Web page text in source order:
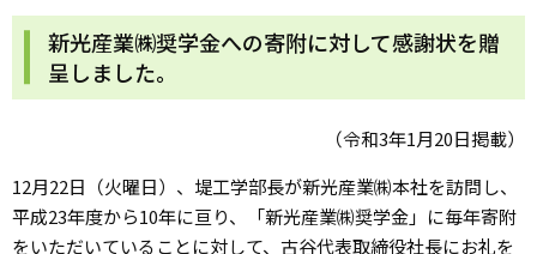
新光産業㈱奨学金への寄附に対して感謝状を贈
呈しました。
（令和3年1月20日掲載）
12月22日（火曜日）、堤工学部長が新光産業㈱本社を訪問し、
平成23年度から10年に亘り、「新光産業㈱奨学金」に毎年寄附
をいただいていることに対して、古谷代表取締役社長にお礼を